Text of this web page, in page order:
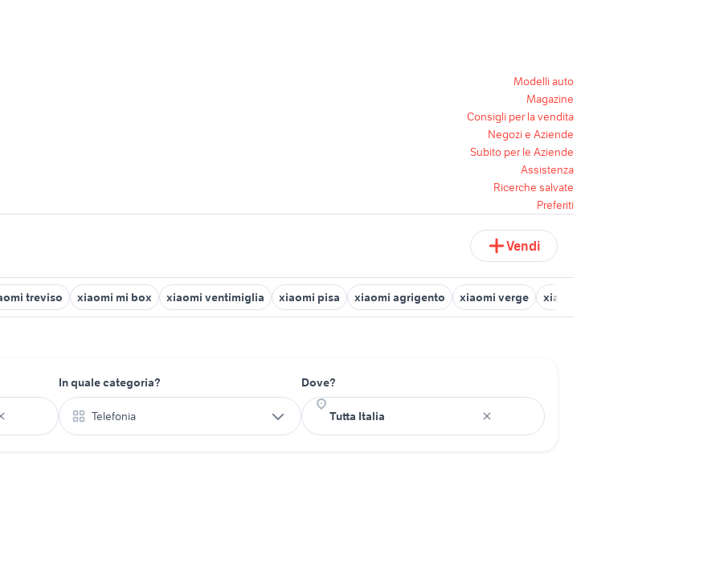
Modelli auto
Magazine
Consigli per la vendita
Negozi e Aziende
Subito per le Aziende
Assistenza
Ricerche salvate
Preferiti
Vendi
treviso xiaomi mi box xiaomi ventimiglia xiaomi pisa xiaomi agrigento xiaomi verge xiaomi perugia
In quale categoria?
Telefonia
Dove?